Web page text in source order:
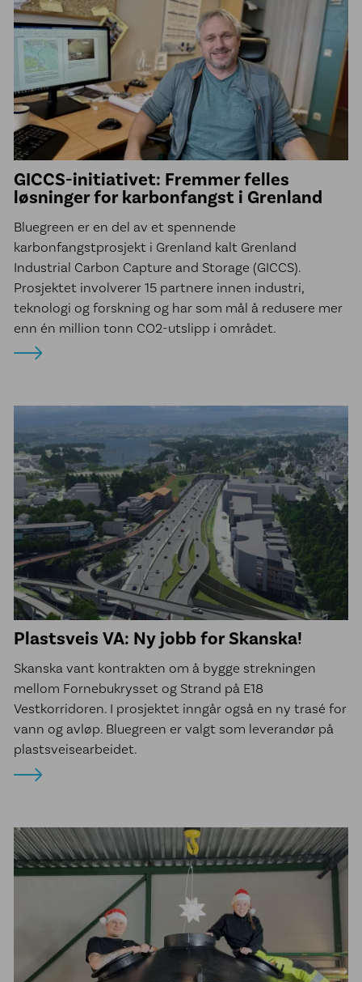
GICCS-initiativet: Fremmer felles
løsninger for karbonfangst i Grenland
Bluegreen er en del av et spennende
karbonfangstprosjekt i Grenland kalt Grenland
Industrial Carbon Capture and Storage (GICCS).
Prosjektet involverer 15 partnere innen industri,
teknologi og forskning og har som mål å redusere mer
enn én million tonn CO2-utslipp i området.
Plastsveis VA: Ny jobb for Skanska!
Skanska vant kontrakten om å bygge strekningen
mellom Fornebukrysset og Strand på E18
Vestkorridoren. I prosjektet inngår også en ny trasé for
vann og avløp. Bluegreen er valgt som leverandør på
plastsveisearbeidet.